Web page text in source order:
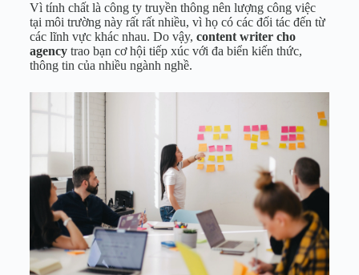
Vì tính chất là công ty truyền thông nên lượng công việc
tại môi trường này rất rất nhiều, vì họ có các đối tác đến từ
các lĩnh vực khác nhau. Do vậy, content writer cho
agencytrao bạn cơ hội tiếp xúc với đa biển kiến thức,
thông tin của nhiều ngành nghề.